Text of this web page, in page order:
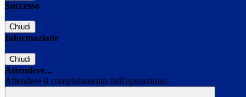
Successo
Chiudi
Informazione
Chiudi
Attendere...
Attendere il completamento dell'operazione...